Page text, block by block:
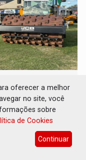
sob
parlamentares e
oferecer a melhor
no site, você
sobre
de Cookies
Continuar